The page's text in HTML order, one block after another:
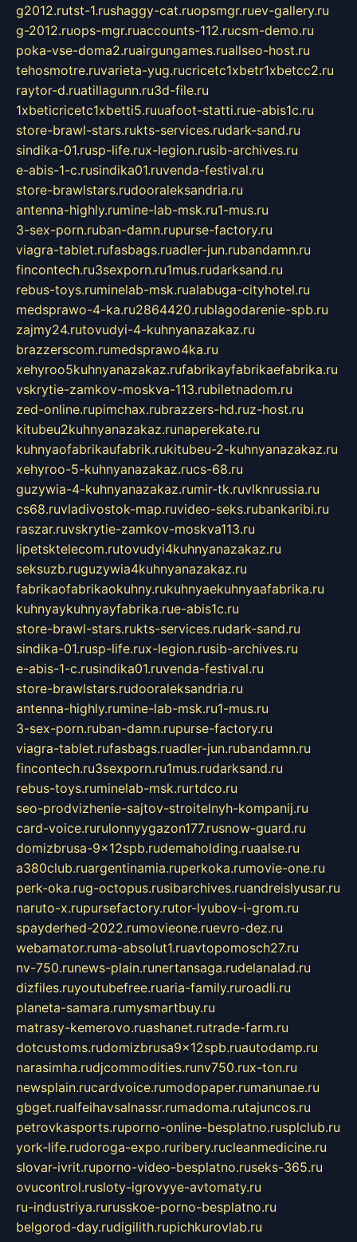
g2012.rutst-1.rushaggy-cat.ruopsmgr.ruev-gallery.ru
g-2012.ruops-mgr.ruaccounts-112.rucsm-demo.ru
poka-vse-doma2.ruairgungames.ruallseo-host.ru
tehosmotre.ruvarieta-yug.rucricetc1xbetr1xbetcc2.ru
raytor-d.ruatillagunn.ru3d-file.ru
1xbeticricetc1xbetti5.ruuafoot-statti.rue-abis1c.ru
store-brawl-stars.rukts-services.rudark-sand.ru
sindika-01.rusp-life.rux-legion.rusib-archives.ru
e-abis-1-c.rusindika01.ruvenda-festival.ru
store-brawlstars.rudooraleksandria.ru
antenna-highly.rumine-lab-msk.ru1-mus.ru
3-sex-porn.ruban-damn.rupurse-factory.ru
viagra-tablet.rufasbags.ruadler-jun.rubandamn.ru
fincontech.ru3sexporn.ru1mus.rudarksand.ru
rebus-toys.ruminelab-msk.rualabuga-cityhotel.ru
medsprawo-4-ka.ru2864420.rublagodarenie-spb.ru
zajmy24.rutovudyi-4-kuhnyanazakaz.ru
brazzerscom.rumedsprawo4ka.ru
xehyroo5kuhnyanazakaz.rufabrikayfabrikaefabrika.ru
vskrytie-zamkov-moskva-113.rubiletnadom.ru
zed-online.rupimchax.rubrazzers-hd.ruz-host.ru
kitubeu2kuhnyanazakaz.runaperekate.ru
kuhnyaofabrikaufabrik.rukitubeu-2-kuhnyanazakaz.ru
xehyroo-5-kuhnyanazakaz.rucs-68.ru
guzywia-4-kuhnyanazakaz.rumir-tk.ruvlknrussia.ru
cs68.ruvladivostok-map.ruvideo-seks.rubankaribi.ru
raszar.ruvskrytie-zamkov-moskva113.ru
lipetsktelecom.rutovudyi4kuhnyanazakaz.ru
seksuzb.ruguzywia4kuhnyanazakaz.ru
fabrikaofabrikaokuhny.rukuhnyaekuhnyaafabrika.ru
kuhnyaykuhnyayfabrika.rue-abis1c.ru
store-brawl-stars.rukts-services.rudark-sand.ru
sindika-01.rusp-life.rux-legion.rusib-archives.ru
e-abis-1-c.rusindika01.ruvenda-festival.ru
store-brawlstars.rudooraleksandria.ru
antenna-highly.rumine-lab-msk.ru1-mus.ru
3-sex-porn.ruban-damn.rupurse-factory.ru
viagra-tablet.rufasbags.ruadler-jun.rubandamn.ru
fincontech.ru3sexporn.ru1mus.rudarksand.ru
rebus-toys.ruminelab-msk.rurtdco.ru
seo-prodvizhenie-sajtov-stroitelnyh-kompanij.ru
card-voice.rurulonnyygazon177.rusnow-guard.ru
domizbrusa-9x12spb.rudemaholding.ruaalse.ru
a380club.ruargentinamia.ruperkoka.rumovie-one.ru
perk-oka.rug-octopus.rusibarchives.ruandreislyusar.ru
naruto-x.rupursefactory.rutor-lyubov-i-grom.ru
spayderhed-2022.rumovieone.ruevro-dez.ru
webamator.ruma-absolut1.ruavtopomosch27.ru
nv-750.runews-plain.runertansaga.rudelanalad.ru
dizfiles.ruyoutubefree.ruaria-family.ruroadli.ru
planeta-samara.rumysmartbuy.ru
matrasy-kemerovo.ruashanet.rutrade-farm.ru
dotcustoms.rudomizbrusa9x12spb.ruautodamp.ru
narasimha.rudjcommodities.runv750.rux-ton.ru
newsplain.rucardvoice.rumodopaper.rumanunae.ru
gbget.rualfeihavsalnassr.rumadoma.rutajuncos.ru
petrovkasports.ruporno-online-besplatno.rusplclub.ru
york-life.rudoroga-expo.ruribery.rucleanmedicine.ru
slovar-ivrit.ruporno-video-besplatno.ruseks-365.ru
ovucontrol.rusloty-igrovyye-avtomaty.ru
ru-industriya.rurusskoe-porno-besplatno.ru
belgorod-day.rudigilith.rupichkurovlab.ru